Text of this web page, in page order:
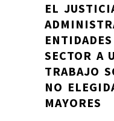
EL
SECTOR A
TRABAJO
NO
MAYORES